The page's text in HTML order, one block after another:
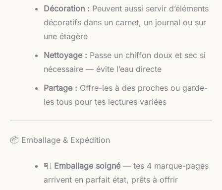
Décoration : Peuvent aussi servir d’éléments
décoratifs dans un carnet, un journal ou sur
une étagère
Nettoyage : Passe un chiffon doux et sec si
nécessaire — évite l’eau directe
Partage : Offre-les à des proches ou garde-
les tous pour tes lectures variées
📦 Emballage & Expédition
📮 Emballage soigné— tes 4 marque-pages
arrivent en parfait état, prêts à offrir